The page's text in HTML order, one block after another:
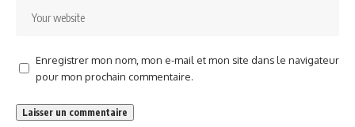
Enregistrer mon nom, mon e-mail et mon site dans le navigateur
pour mon prochain commentaire.